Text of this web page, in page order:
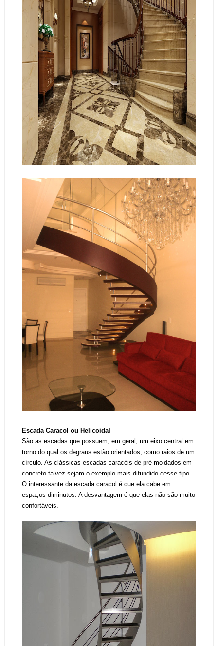
Escada Caracol ou Helicoidal
São as escadas que possuem, em geral, um eixo central em
torno do qual os degraus estão orientados, como raios de um
círculo. As clássicas escadas caracóis de pré-moldados em
concreto talvez sejam o exemplo mais difundido desse tipo.
O interessante da escada caracol é que ela cabe em
espaços diminutos. A desvantagem é que elas não são muito
confortáveis.